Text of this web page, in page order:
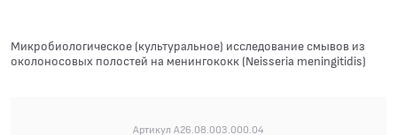
Микробиологическое (культуральное) исследование смывов из
околоносовых полостей на менингококк (Neisseria meningitidis)
Артикул A26.08.003.000.04